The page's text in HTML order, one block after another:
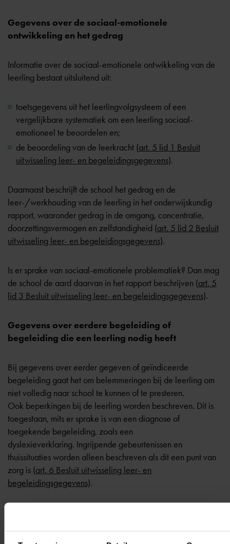
Gegevens over de sociaal-emotionele
ontwikkeling en het gedrag
Informatie over de sociaal-emotionele ontwikkeling van de
leerling bestaat uitsluitend uit:
toetsgegevens uit het leerlingvolgsysteem of een
vergelijkbare systematiek om een leerling sociaal-
emotioneel te beoordelen en;
de beoordeling van de leerkracht (art. 5 lid 1 Besluit
uitwisseling leer- en begeleidingsgegevens).
Daarnaast beschrijft de school het gedrag en de
leer-/werkhouding van de leerling in het onderwijskundig
rapport, waaronder gedrag in de omgang, concentratie,
doorzettingsvermogen en zelfstandigheid (art. 5 lid 2 Besluit
uitwisseling leer- en begeleidingsgegevens).
Is er sprake van sociaal-emotionele problematiek? Dan mag
de school de aard daarvan in het rapport beschrijven (art. 5
lid 3 Besluit uitwisseling leer- en begeleidingsgegevens).
Gegevens over eerdere begeleiding of
begeleiding die een leerling nodig heeft
Bij gegevens over eerder gegeven of geïndiceerde
begeleiding gaat het om belemmeringen bij de leerling om
niet volledig naar school te kunnen of te presteren.
Ook beperkingen bij de leerling worden beschreven. Dit is
toegestaan, mits er sprake is van een diagnose of
toegekende begeleiding, zoals een
dyslexieverklaring. Ingrijpende gebeurtenissen en
thuissituaties worden alleen beschreven als dit een punt van
zorg is (art. 6 Besluit uitwisseling leer- en
begeleidingsgegevens).
Gegevens over relatief verzuim worden in het rapport